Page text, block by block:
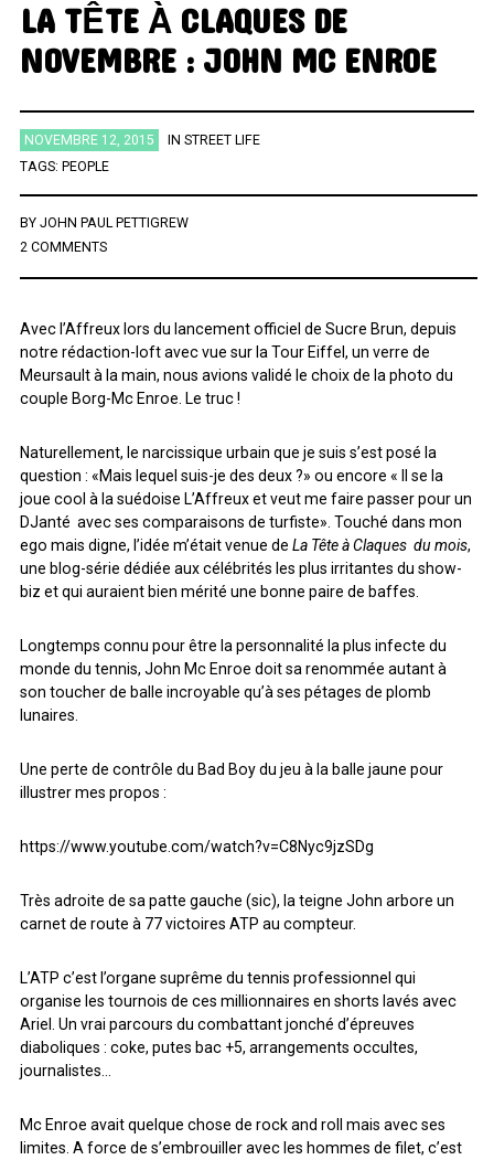
ÉTIQUETTES
AFRICA AFROBEAT
BRAZIL
BRITPOP
CLASSIQUE
CONTEMPORAIN COUNTRY
ELECTRO
ELECTRONICA
GRAND NORD
HIFI HIP HOP HIP POP
INDIE
INSTRUMENTAL
JAZZ L'HEURE DU BILAN
METAL
MINIMALISME
NEW-WAVE NU SOUL PEOPLE
PLAYLIST
POP
POP ROCK PUB ROCK
SONG OF THE WEEK
SOUL SOUNDTRACK OF MY LIFE
ARCHIVES
ARCHIVES
LA TÊTE À CLAQUES DE
NOVEMBRE : JOHN MC ENROE
NOVEMBRE 12, 2015 IN STREET LIFE
TAGS: PEOPLE
BY JOHN PAUL PETTIGREW
2 COMMENTS
Avec l’Affreux lors du lancement officiel de Sucre Brun, depuis
notre rédaction-loft avec vue sur la Tour Eiffel, un verre de
Meursault à la main, nous avions validé le choix de la photo du
couple Borg-Mc Enroe. Le truc !
Naturellement, le narcissique urbain que je suis s’est posé la
question : «Mais lequel suis-je des deux ?» ou encore « Il se la
joue cool à la suédoise L’Affreux et veut me faire passer pour un
DJanté avec ses comparaisons de turfiste». Touché dans mon
ego mais digne, l’idée m’était venue de La Tête à Claques du mois,
une blog-série dédiée aux célébrités les plus irritantes du show-
biz et qui auraient bien mérité une bonne paire de baffes.
Longtemps connu pour être la personnalité la plus infecte du
monde du tennis, John Mc Enroe doit sa renommée autant à
son toucher de balle incroyable qu’à ses pétages de plomb
lunaires.
Une perte de contrôle du Bad Boy du jeu à la balle jaune pour
illustrer mes propos :
https://www.youtube.com/watch?v=C8Nyc9jzSDg
Très adroite de sa patte gauche (sic), la teigne John arbore un
carnet de route à 77 victoires ATP au compteur.
L’ATP c’est l’organe suprême du tennis professionnel qui
organise les tournois de ces millionnaires en shorts lavés avec
Ariel. Un vrai parcours du combattant jonché d’épreuves
diaboliques : coke, putes bac +5, arrangements occultes,
journalistes…
Mc Enroe avait quelque chose de rock and roll mais avec ses
limites. A force de s’embrouiller avec les hommes de filet, c’est